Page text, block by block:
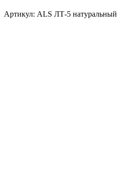
Артикул: ALS ЛТ-5 натуральный